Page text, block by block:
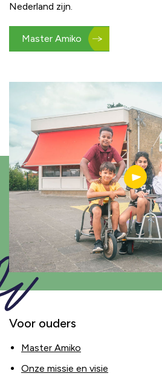
Nederland zijn.
Master Amiko
Voor ouders
Master Amiko
Onze missie en visie